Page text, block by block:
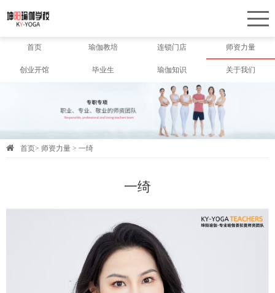
首页 瑜伽教培 连锁门店 师资力量
创业开馆 毕业生 瑜伽知识 关于我们
首页> 师资力量 > 一绮
一绮